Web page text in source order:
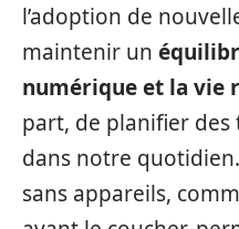
l’adoption de
maintenir un
numérique et la vie
part, de planifier des
dans notre
sans appareils,